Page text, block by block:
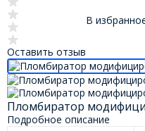
Оставить отзыв
В
Пломбиратор
Подробное описание